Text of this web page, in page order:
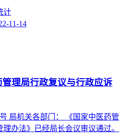
计
11-14
理局行政复议与行政应诉
局机关各部门： 《国家中医药管
办法》已经局长会议审议通过。